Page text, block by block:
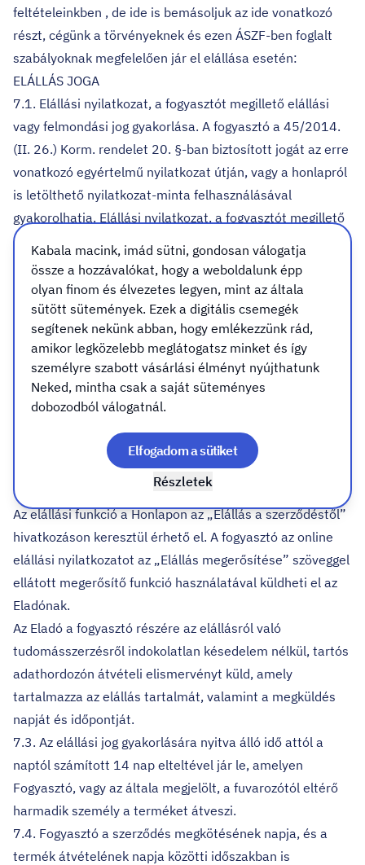
feltételeinkben , de ide is bemásoljuk az ide vonatkozó
részt, cégünk a törvényeknek és ezen ÁSZF-ben foglalt
szabályoknak megfelelően jár el elállása esetén:
ELÁLLÁS JOGA
7.1. Elállási nyilatkozat, a fogyasztót megillető elállási
vagy felmondási jog gyakorlása. A fogyasztó a 45/2014.
(II. 26.) Korm. rendelet 20. §-ban biztosított jogát az erre
vonatkozó egyértelmű nyilatkozat útján, vagy a honlapról
is letölthető nyilatkozat-minta felhasználásával
gyakorolhatja. Elállási nyilatkozat, a fogyasztót megillető
elállási vagy felmondási jog gyakorlása.
7.2. A fogyasztó a 45/2014. (II. 26.) Korm. rendelet 20.
§-ban biztosított jogát az erre vonatkozó egyértelmű
nyilatkozat útján, a honlapról is letölthető nyilatkozat-
minta felhasználásával, vagy elállási funkció
használatával gyakorolhatja.
Az elállási funkció olyan online elállási nyilatkozat,
amelyben a fogyasztó közölheti a vállalkozással azt a
érintett szerződést azonosító adatokat, valamint azon
elektronikus eszköz adatait, amelyen keresztül a
fogyasztó meg fogja kapni az elállás megerősítését.
Az elállási funkció a Honlapon az „Elállás a szerződéstől”
hivatkozáson keresztül érhető el. A fogyasztó az online
elállási nyilatkozatot az „Elállás megerősítése” szöveggel
ellátott megerősítő funkció használatával küldheti el az
Eladónak.
Az Eladó a fogyasztó részére az elállásról való
tudomásszerzésről indokolatlan késedelem nélkül, tartós
adathordozón átvételi elismervényt küld, amely
tartalmazza az elállás tartalmát, valamint a megküldés
napját és időpontját.
7.3. Az elállási jog gyakorlására nyitva álló idő attól a
naptól számított 14 nap elteltével jár le, amelyen
Fogyasztó, vagy az általa megjelölt, a fuvarozótól eltérő
harmadik személy a terméket átveszi.
7.4. Fogyasztó a szerződés megkötésének napja, és a
termék átvételének napja közötti időszakban is
Kabala macink, imád sütni, gondosan válogatja
össze a hozzávalókat, hogy a weboldalunk épp
olyan finom és élvezetes legyen, mint az általa
sütött sütemények. Ezek a digitális csemegék
segítenek nekünk abban, hogy emlékezzünk rád,
amikor legközelebb meglátogatsz minket és így
személyre szabott vásárlási élményt nyújthatunk
Neked, mintha csak a saját süteményes
dobozodból válogatnál.
Részletek
Elfogadom a sütiket